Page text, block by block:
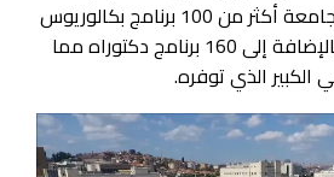
المتميزة، كما تقدم الجامعة أكثر من 100 برنامج بكالوريوس
و200 برنامج ماجستير بالإضافة إلى 160 برنامج دكتوراه مما
الكبير الذي توفره.